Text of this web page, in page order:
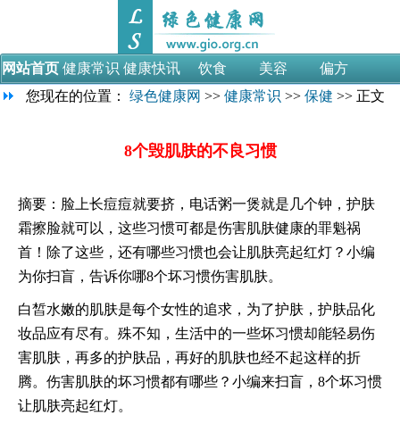
网站首页 健康常识 健康快讯 饮食 美容 偏方
母婴 减肥 男性 女性 视频 医学论文
您现在的位置： 绿色健康网 >> 健康常识 >> 保健 >> 正文
8个毁肌肤的不良习惯
摘要：脸上长痘痘就要挤，电话粥一煲就是几个钟，护肤
霜擦脸就可以，这些习惯可都是伤害肌肤健康的罪魁祸
首！除了这些，还有哪些习惯也会让肌肤亮起红灯？小编
为你扫盲，告诉你哪8个坏习惯伤害肌肤。
白皙水嫩的肌肤是每个女性的追求，为了护肤，护肤品化
妆品应有尽有。殊不知，生活中的一些坏习惯却能轻易伤
害肌肤，再多的护肤品，再好的肌肤也经不起这样的折
腾。伤害肌肤的坏习惯都有哪些？小编来扫盲，8个坏习惯
让肌肤亮起红灯。